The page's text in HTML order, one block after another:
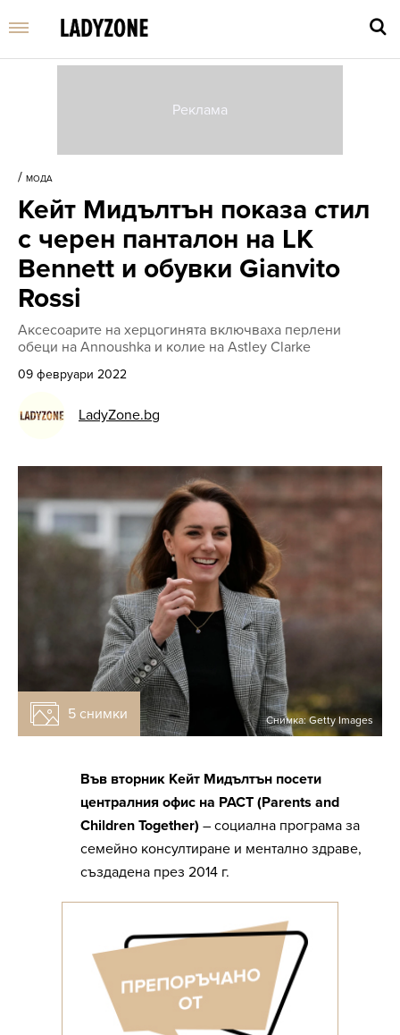
и
/ МОДА
Кейт Мидълтън показа стил
с черен панталон на LK
Bennett и обувки Gianvito
Rossi
Аксесоарите на херцогинята включваха перлени
обеци на Annoushka и колие на Astley Clarke
09 февруари 2022
LadyZone.bg
5 снимки Снимка: Getty Images
Във вторник Кейт Мидълтън посети
централния офис на PACT (Parents and
Children Together) – социална програма за
семейно консултиране и ментално здраве,
създадена през 2014 г.